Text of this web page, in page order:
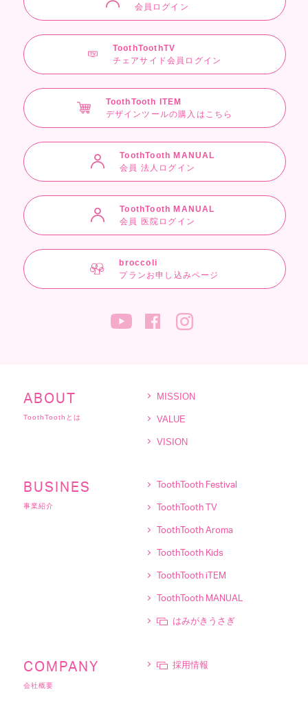
会員ログイン
ToothToothTV
チェアサイド会員ログイン
ToothTooth ITEM
デザインツールの購入はこちら
ToothTooth MANUAL
会員 法人ログイン
ToothTooth MANUAL
会員 医院ログイン
broccoli
プランお申し込みページ
ABOUT
ToothToothとは
MISSION
VALUE
VISION
BUSINES
事業紹介
ToothTooth Festival
ToothTooth TV
ToothTooth Aroma
ToothTooth Kids
ToothTooth iTEM
ToothTooth MANUAL
はみがきうさぎ
COMPANY
会社概要
採用情報